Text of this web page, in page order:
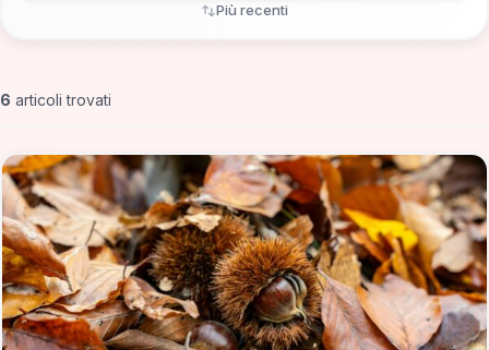
Più recenti
6 articoli trovati